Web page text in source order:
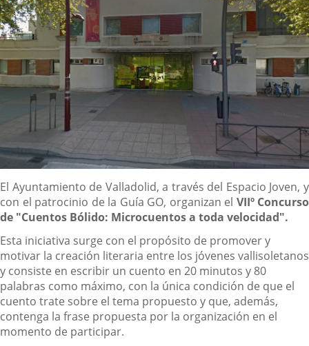
Descripción
El Ayuntamiento de Valladolid, a través del Espacio Joven, y
con el patrocinio de la Guía GO, organizan el VIIºConcurso
de "Cuentos Bólido: Microcuentos a toda velocidad".
Esta iniciativa surge con el propósito de promover y
motivar la creación literaria entre los jóvenes vallisoletanos
y consiste en escribir un cuento en 20 minutos y 80
palabras como máximo, con la única condición de que el
cuento trate sobre el tema propuesto y que, además,
contenga la frase propuesta por la organización en el
momento de participar.